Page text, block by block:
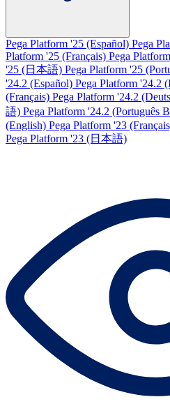
Pega Platform '25 (Español) Pega
Platform '25 (Français) Pega
'25 (日本語) Pega Platform '25
'24.2 (Español) Pega Platform '24.2
(Français) Pega Platform '24.2
語) Pega Platform '24.2 (Português
(English) Pega Platform '23
Pega Platform '23 (日本語)